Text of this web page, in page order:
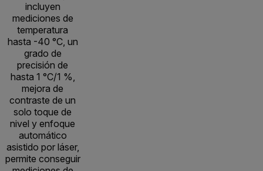
incluyen
mediciones de
temperatura
hasta -40 °C, un
grado de
precisión de
hasta 1 °C/1 %,
mejora de
contraste de un
solo toque de
nivel y enfoque
automático
asistido por láser,
permite conseguir